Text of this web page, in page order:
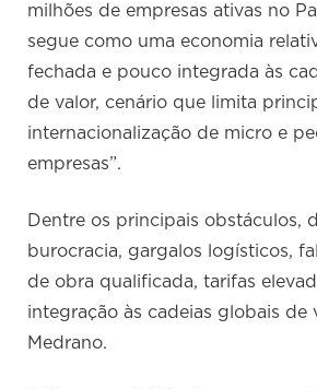
milhões de empresas ativas no
segue como uma economia
fechada e pouco integrada às
de valor, cenário que limita
internacionalização de micro e
empresas”.
Dentre os principais obstáculos,
burocracia, gargalos logísticos,
de obra qualificada, tarifas
integração às cadeias globais de
Medrano.